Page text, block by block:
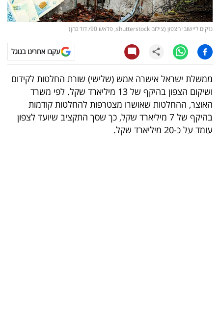
ויראלי
עסקי
ספורט
קריירה
ולימודים
נזקים ליישובי הצפון (צילום shutterstock, פלאש 90/ דוד כהן)
עקבו אחרינו בגוגל
ממשלת ישראל אישרה אמש (שלישי) שורת החלטות לקידום
ושיקום הצפון בהיקף של 13 מיליארד שקל. לפי משרד
האוצר, ההחלטות שאושרו מצטרפות להחלטות קודמות
בהיקף של 7 מיליארד שקל, כך שסך התקציב שיועד לצפון
עומד על כ-20 מיליארד שקל.